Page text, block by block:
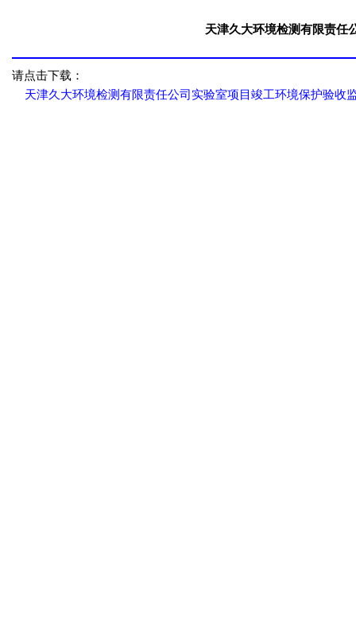
天津久大环境检测有限责任
请点击下载：
天津久大环境检测有限责任公司实验室项目竣工环境保护验收